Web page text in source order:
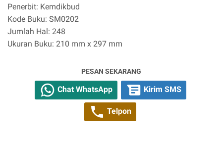
Penerbit: Kemdikbud
Kode Buku: SM0202
Jumlah Hal: 248
Ukuran Buku: 210 mm x 297 mm
PESAN SEKARANG
Chat WhatsApp Kirim SMS
Telpon